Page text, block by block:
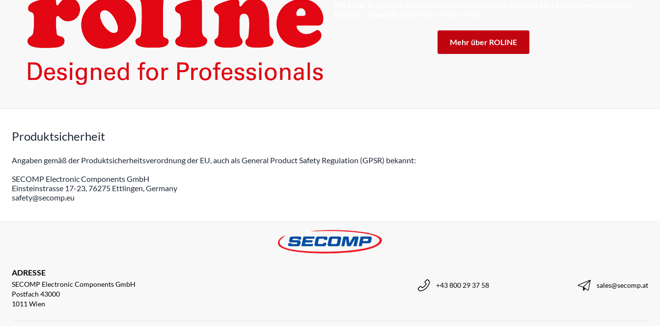
Mehr über ROLINE
Produktsicherheit
Angaben gemäß der Produktsicherheitsverordnung der EU, auch als General Product Safety Regulation (GPSR) bekannt:
SECOMP Electronic Components GmbH
Einsteinstrasse 17-23, 76275 Ettlingen, Germany
safety@secomp.eu
ADRESSE
SECOMP Electronic Components GmbH
Postfach 43000
1011 Wien
+43 800 29 37 58 sales@secomp.at